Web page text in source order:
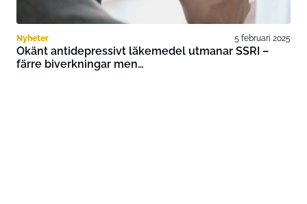
Nyheter 5 februari 2025
Okänt antidepressivt läkemedel utmanar SSRI –
färre biverkningar men…